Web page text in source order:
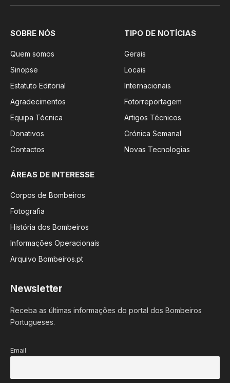
SOBRE NÓS
Quem somos
Sinopse
Estatuto Editorial
Agradecimentos
Equipa Técnica
Donativos
Contactos
TIPO DE NOTÍCIAS
Gerais
Locais
Internacionais
Fotorreportagem
Artigos Técnicos
Crónica Semanal
Novas Tecnologias
ÁREAS DE INTERESSE
Corpos de Bombeiros
Fotografia
História dos Bombeiros
Informações Operacionais
Arquivo Bombeiros.pt
Newsletter
Receba as últimas informações do portal dos Bombeiros
Portugueses.
Email